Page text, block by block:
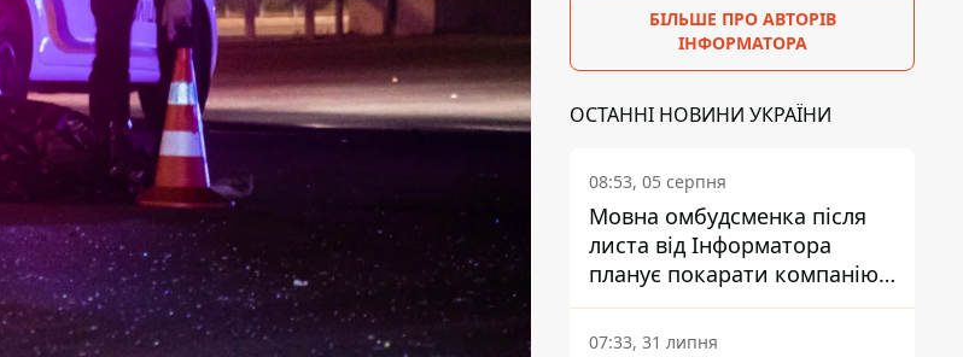
БІЛЬШЕ ПРО АВТОРІВ
ІНФОРМАТОРА
ОСТАННІ НОВИНИ УКРАЇНИ
08:53, 05 серпня
Мовна омбудсменка після
листа від Інформатора
планує покарати компанію-
підрядника ПриватБанку
07:33, 31 липня